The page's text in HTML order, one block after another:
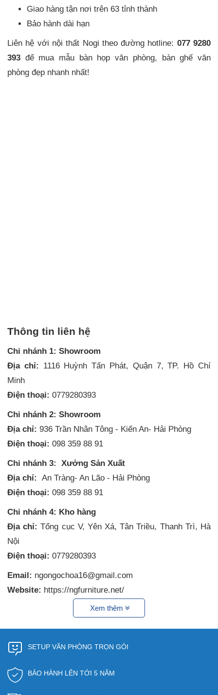
Giao hàng tận nơi trên 63 tỉnh thành
Bảo hành dài hạn
Liên hệ với nội thất Nogi theo đường hotline: 077 9280
393 để mua mẫu bàn họp văn phòng, bàn ghế văn
phòng đẹp nhanh nhất!
Thông tin liên hệ
Chi nhánh 1: Showroom
Địa chỉ: 1116 Huỳnh Tấn Phát, Quận 7, TP. Hồ Chí
Minh
Điện thoại: 0779280393
Chi nhánh 2: Showroom
Địa chỉ: 936 Trần Nhân Tông - Kiến An- Hải Phòng
Điện thoại: 098 359 88 91
Chi nhánh 3: Xưởng Sản Xuất
Địa chỉ:
An Tràng- An Lão - Hải Phòng
Điện thoại: 098 359 88 91
Chi nhánh 4: Kho hàng
Địa chỉ: Tổng cục V, Yên Xá, Tân Triều, Thanh Trì, Hà
Nội
Điện thoại: 0779280393
Email: ngongochoa16@gmail.com
Website: https://ngfurniture.net/
Xem thêm
SETUP VĂN PHÒNG TRỌN GÓI
BẢO HÀNH LÊN TỚI 5 NĂM